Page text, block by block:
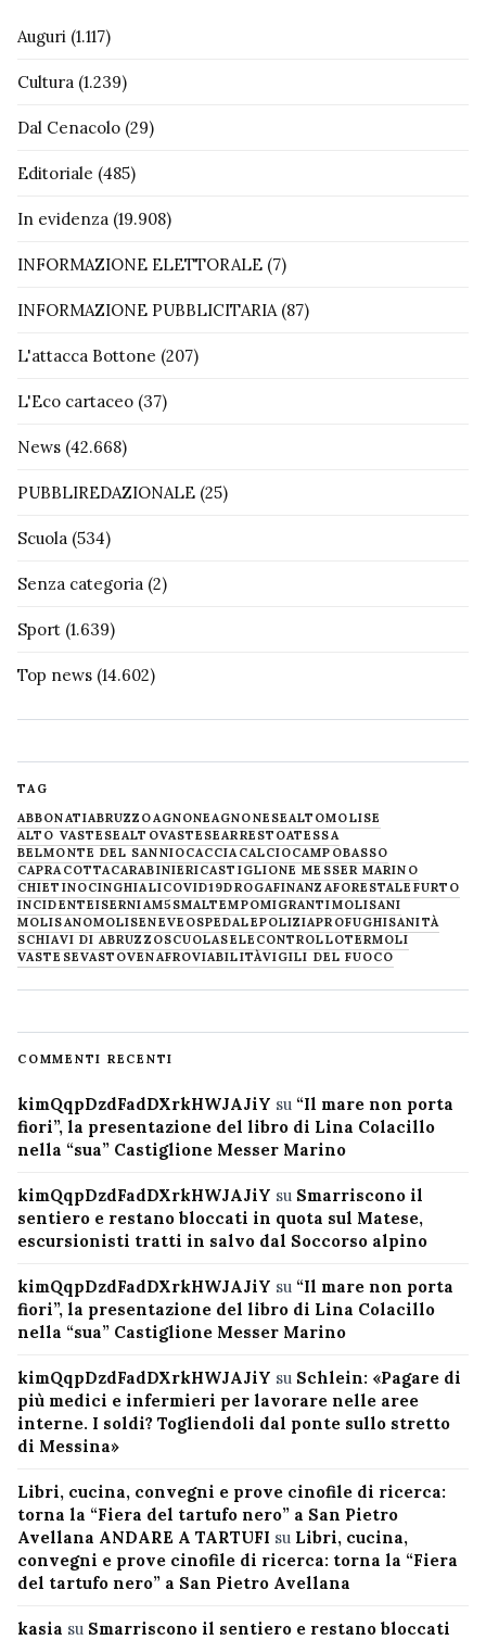
Auguri (1.117)
Cultura (1.239)
Dal Cenacolo (29)
Editoriale (485)
In evidenza (19.908)
INFORMAZIONE ELETTORALE (7)
INFORMAZIONE PUBBLICITARIA(87)
L'attacca Bottone (207)
L'Eco cartaceo (37)
News (42.668)
PUBBLIREDAZIONALE (25)
Scuola (534)
Senza categoria (2)
Sport (1.639)
Top news (14.602)
TAG
ABBONATIABRUZZOAGNONEAGNONESEALTOMOLISE
ALTO VASTESEALTOVASTESEARRESTOATESSA
BELMONTE DEL SANNIOCACCIACALCIOCAMPOBASSO
CAPRACOTTACARABINIERICASTIGLIONE MESSER MARINO
CHIETINOCINGHIALICOVID19DROGAFINANZAFORESTALE FURTO
INCIDENTEISERNIAM5SMALTEMPOMIGRANTIMOLISANI
MOLISANOMOLISENEVE OSPEDALEPOLIZIAPROFUGHISANITÀ
SCHIAVI DI ABRUZZOSCUOLASELECONTROLLOTERMOLI
VASTESEVASTOVENAFROVIABILITÀVIGILI DEL FUOCO
COMMENTI RECENTI
kimQqpDzdFadDXrkHWJAJiY su “Il mare non porta
fiori”, la presentazione del libro di Lina Colacillo
nella “sua” Castiglione Messer Marino
kimQqpDzdFadDXrkHWJAJiY su Smarriscono il
sentiero e restano bloccati in quota sul Matese,
escursionisti tratti in salvo dal Soccorso alpino
kimQqpDzdFadDXrkHWJAJiY su “Il mare non porta
fiori”, la presentazione del libro di Lina Colacillo
nella “sua” Castiglione Messer Marino
kimQqpDzdFadDXrkHWJAJiY su Schlein: «Pagare di
più medici e infermieri per lavorare nelle aree
interne. I soldi? Togliendoli dal ponte sullo stretto
di Messina»
Libri, cucina, convegni e prove cinofile di ricerca:
torna la “Fiera del tartufo nero” a San Pietro
Avellana ANDARE A TARTUFI su Libri, cucina,
convegni e prove cinofile di ricerca: torna la “Fiera
del tartufo nero” a San Pietro Avellana
kasia su Smarriscono il sentiero e restano bloccati